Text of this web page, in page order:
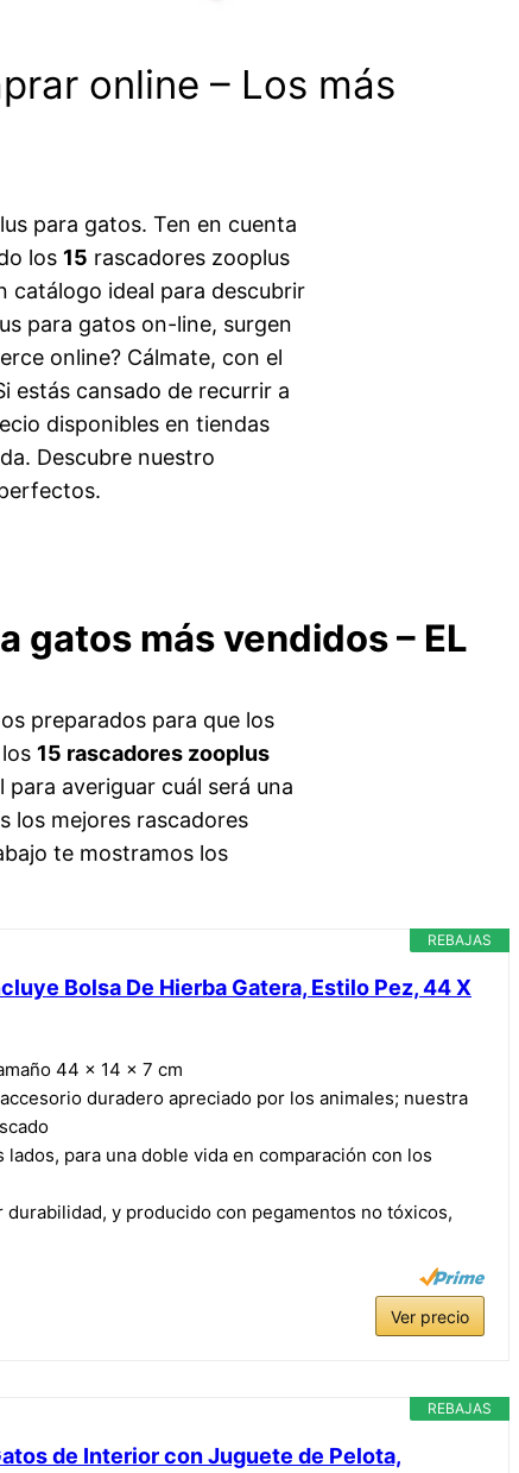
online – Los más
para gatos. Ten en cuenta
los 15 rascadores zooplus
catálogo ideal para descubrir
para gatos on-line, surgen
online? Cálmate, con el
estás cansado de recurrir a
disponibles en tiendas
Descubre nuestro
gatos más vendidos – EL
preparados para que los
15 rascadores zooplus
averiguar cuál será una
los mejores rascadores
te mostramos los
REBAJAS
Bolsa De Hierba Gatera, Estilo Pez, 44 X
44 x 14 x 7 cm
duradero apreciado por los animales; nuestra
para una doble vida en comparación con los
durabilidad, y producido con pegamentos no tóxicos,
Ver precio
REBAJAS
de Interior con Juguete de Pelota,